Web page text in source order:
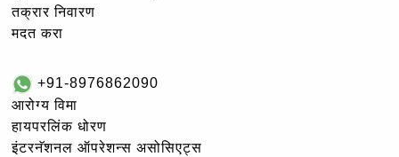
तक्रार निवारण
मदत करा
+91-8976862090
आरोग्य विमा
हायपरलिंक धोरण
इंटरनॅशनल ऑपरेशन्स असोसिएट्स